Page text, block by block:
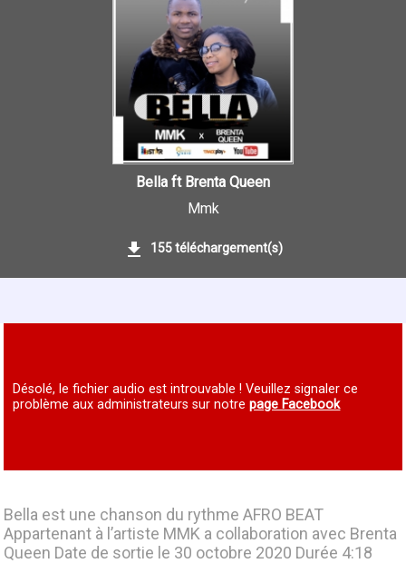
Bella ft Brenta Queen
Mmk
155 téléchargement(s)
Désolé, le fichier audio est introuvable ! Veuillez signaler ce
problème aux administrateurs sur notrepage Facebook
Bella est une chanson du rythme AFRO BEAT
Appartenant à l’artiste MMK a collaboration avec Brenta
Queen Date de sortie le 30 octobre 2020 Durée 4:18